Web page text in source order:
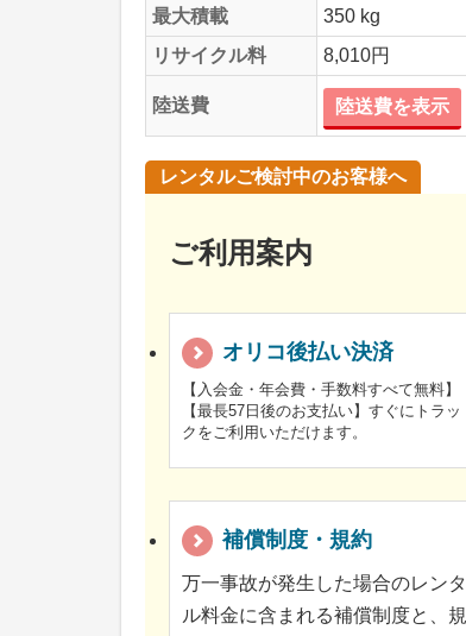
最大積載
350 kg
リサイクル料
8,010円
陸送費 陸送費を表示
レンタルご検討中のお客様へ
ご利用案内
オリコ後払い決済
【入会金・年会費・手数料すべて無料】
【最長57日後のお支払い】すぐにトラッ
クをご利用いただけます。
補償制度・規約
万一事故が発生した場合のレンタ
ル料金に含まれる補償制度と、規